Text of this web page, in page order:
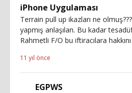
iPhone Uygulaması
Terrain pull up ikazları ne
yapmış anlaşılan. Bu kadar
Rahmetli F/O bu iftiracılara
11 yıl önce
EGPWS